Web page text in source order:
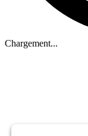
Chargement...